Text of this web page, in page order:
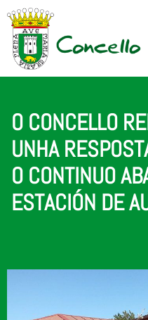
O CONCELLO
UNHA
O CONTINUO
ESTACIÓN DE